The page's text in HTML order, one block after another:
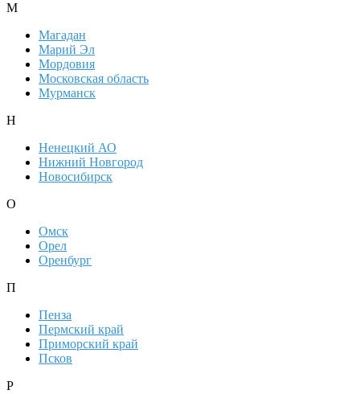
М
Магадан
Марий Эл
Мордовия
Московская область
Мурманск
Н
Ненецкий АО
Нижний Новгород
Новосибирск
О
Омск
Орел
Оренбург
П
Пенза
Пермский край
Приморский край
Псков
Р